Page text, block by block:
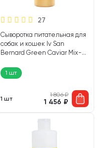
27
Сыворотка питательная для
собак и кошек Iv San
Bernard Green Caviar Mix-
мл (1 шт)
1 шт
1 шт
1 806₽
1 456 ₽